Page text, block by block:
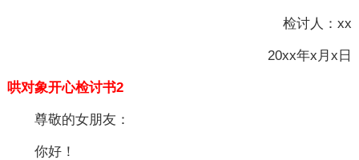
检讨人：xx
20xx年x月x日
哄对象开心检讨书2
尊敬的女朋友：
你好！